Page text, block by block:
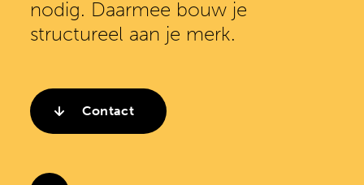
nodig. Daarmee bouw je
structureel aan je merk.
Contact